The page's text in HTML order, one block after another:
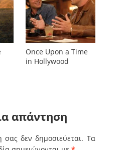
Once Upon a Time
in Hollywood
απάντηση
δεν δημοσιεύεται. Τα